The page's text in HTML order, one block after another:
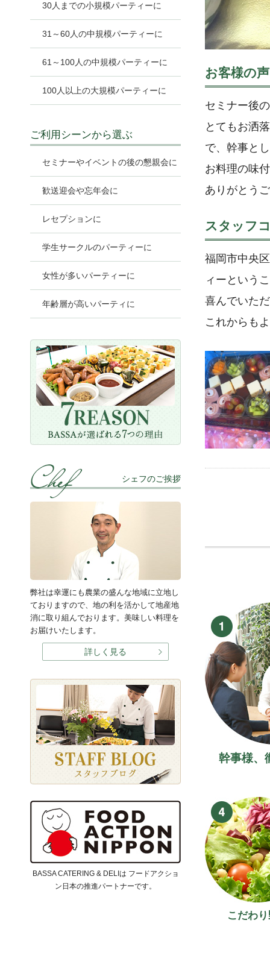
お客様の声
セミナー後
とてもお洒
で、幹事と
お料理の味
ありがとう
スタッフ
福岡市中央
ィーという
喜んでいた
これからも
幹事様、
こだわ
30人までの小規模パーティーに
31～60人の中規模パーティーに
61～100人の中規模パーティーに
100人以上の大規模パーティーに
ご利用シーンから選ぶ
セミナーやイベントの後の懇親会に
歓送迎会や忘年会に
レセプションに
学生サークルのパーティーに
女性が多いパーティーに
年齢層が高いパーティに
シェフのご挨拶
弊社は幸運にも農業の盛んな地域に立地し
ておりますので、地の利を活かして地産地
消に取り組んでおります。美味しい料理を
お届けいたします。
詳しく見る
BASSA CATERING & DELIは フードアクショ
ン日本の推進パートナーです。